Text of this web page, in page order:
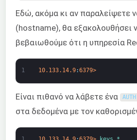
Εδώ, ακόμα κι αν παραλείψετε
(hostname), θα εξακολουθήσει
βεβαιωθούμε ότι η υπηρεσία
1 10.133.14.9:6379>
Είναι πιθανό να λάβετε ένα AUTH
στα δεδομένα με τον